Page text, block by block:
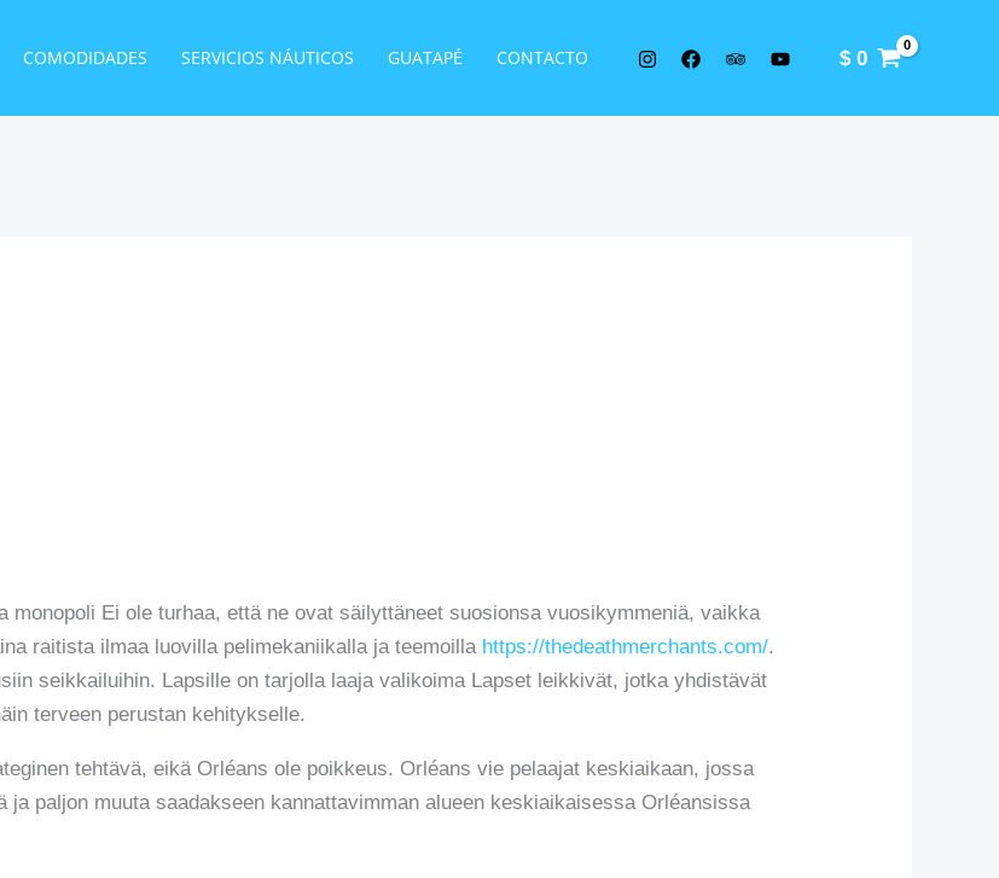
COMODIDADES SERVICIOS NÁUTICOS GUATAPÉ CONTACTO $0
monopoli Ei ole turhaa, että ne ovat säilyttäneet suosionsa vuosikymmeniä, vaikka
raitista ilmaa luovilla pelimekaniikalla ja teemoilla https://thedeathmerchants.com/.
seikkailuihin. Lapsille on tarjolla laaja valikoima Lapset leikkivät, jotka yhdistävät
terveen perustan kehitykselle.
tehtävä, eikä Orléans ole poikkeus. Orléans vie pelaajat keskiaikaan, jossa
paljon muuta saadakseen kannattavimman alueen keskiaikaisessa Orléansissa